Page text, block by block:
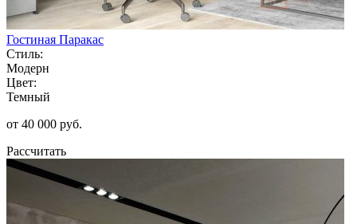
Гостиная Паракас
Стиль:
Модерн
Цвет:
Темный
от 40 000 руб.
Рассчитать